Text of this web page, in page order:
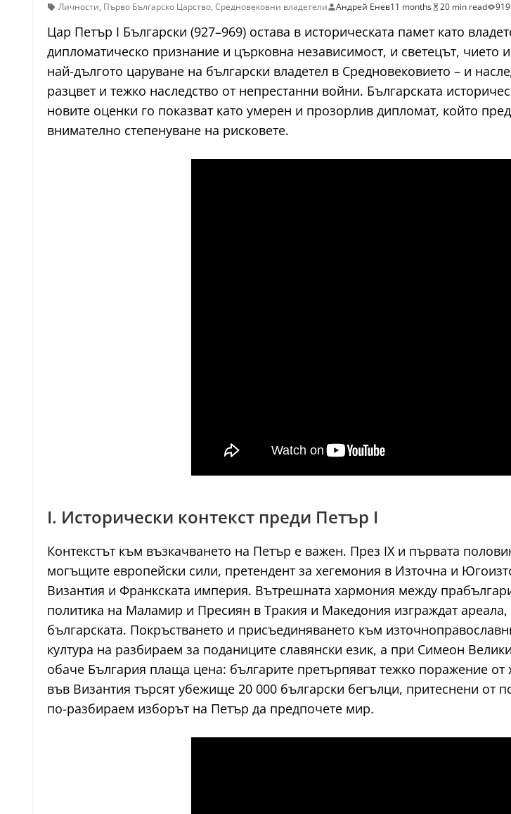
Личности, Първо Българско Царство, Средновековни владетели Андрей Енев11 months 20 min read
Цар Петър I Български (927–969) остава в историческата памет като
дипломатическо признание и църковна независимост, и светецът, чието
най-дългото царуване на български владетел в Средновековието – и
разцвет и тежко наследство от непрестанни войни. Българската
новите оценки го показват като умерен и прозорлив дипломат, който
внимателно степенуване на рисковете.
I. Исторически контекст преди Петър I
Контекстът към възкачването на Петър е важен. През IX и първата
могъщите европейски сили, претендент за хегемония в Източна и
Византия и Франкската империя. Вътрешната хармония между
политика на Маламир и Пресиян в Тракия и Македония изграждат
българската. Покръстването и присъединяването към
култура на разбираем за поданиците славянски език, а при Симеон
обаче България плаща цена: българите претърпяват тежко поражение
във Византия търсят убежище 20 000 български бегълци, притеснени от
по-разбираем изборът на Петър да предпочете мир.